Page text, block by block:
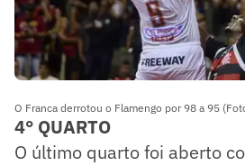
O Franca derrotou o Flamengo por 98 a 95
4° QUARTO
O último quarto foi aberto